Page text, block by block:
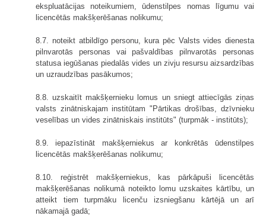
ekspluatācijas noteikumiem, ūdenstilpes nomas līgumu vai
licencētās makšķerēšanas nolikumu;
8.7. noteikt atbildīgo personu, kura pēc Valsts vides dienesta
pilnvarotās personas vai pašvaldības pilnvarotās personas
statusa iegūšanas piedalās vides un zivju resursu aizsardzības
un uzraudzības pasākumos;
8.8. uzskaitīt makšķernieku lomus un sniegt attiecīgās ziņas
valsts zinātniskajam institūtam "Pārtikas drošības, dzīvnieku
veselības un vides zinātniskais institūts" (turpmāk - institūts);
8.9. iepazīstināt makšķerniekus ar konkrētās ūdenstilpes
licencētās makšķerēšanas nolikumu;
8.10. reģistrēt makšķerniekus, kas pārkāpuši licencētās
makšķerēšanas nolikumā noteikto lomu uzskaites kārtību, un
atteikt tiem turpmāku licenču izsniegšanu kārtējā un arī
nākamajā gadā;